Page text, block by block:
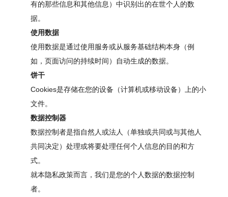
有的那些信息和其他信息）中识别出的在世个人的数
据。
使用数据
使用数据是通过使用服务或从服务基础结构本身（例
如，页面访问的持续时间）自动生成的数据。
饼干
Cookies是存储在您的设备（计算机或移动设备）上的小
文件。
数据控制器
数据控制者是指自然人或法人（单独或共同或与其他人
共同决定）处理或将要处理任何个人信息的目的和方
式。
就本隐私政策而言，我们是您的个人数据的数据控制
者。